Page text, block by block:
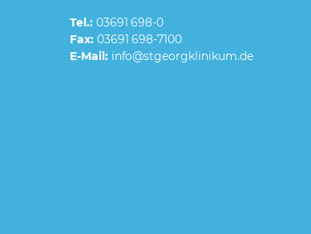
Tel.:03691 698-0
Fax:03691 698-7100
E-Mail: